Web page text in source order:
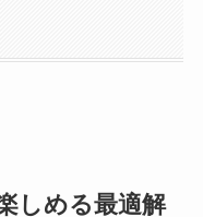
しめる最適解